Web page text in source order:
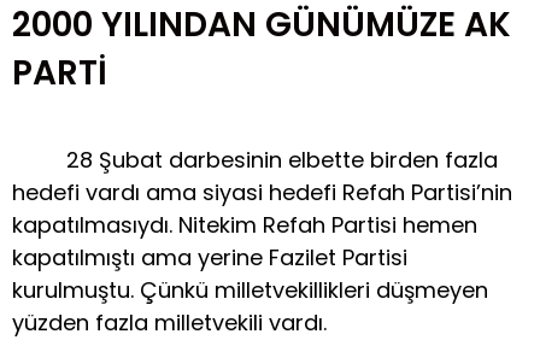
2000 YILINDAN GÜNÜMÜZE AK
PARTİ
28 Şubat darbesinin elbette birden fazla
hedefi vardı ama siyasi hedefi Refah Partisi’nin
kapatılmasıydı. Nitekim Refah Partisi hemen
kapatılmıştı ama yerine Fazilet Partisi
kurulmuştu. Çünkü milletvekillikleri düşmeyen
yüzden fazla milletvekili vardı.